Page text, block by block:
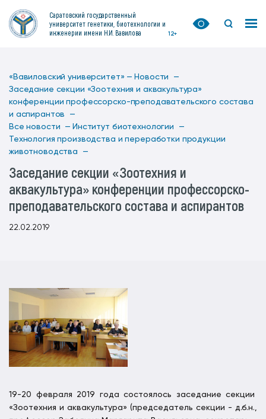
Саратовский государственный
университет генетики, биотехнологии и
инженерии имени Н.И. Вавилова
12+
«Вавиловский университет» — Новости —
Заседание секции «Зоотехния и аквакультура»
конференции профессорско-преподавательского состава
и аспирантов —
Все новости — Институт биотехнологии —
Технология производства и переработки продукции
животноводства —
Заседание секции «Зоотехния и
аквакультура» конференции профессорско-
преподавательского состава и аспирантов
22.02.2019
19-20 февраля 2019 года состоялось заседание секции
«Зоотехния и аквакультура» (председатель секции - д.б.н.,